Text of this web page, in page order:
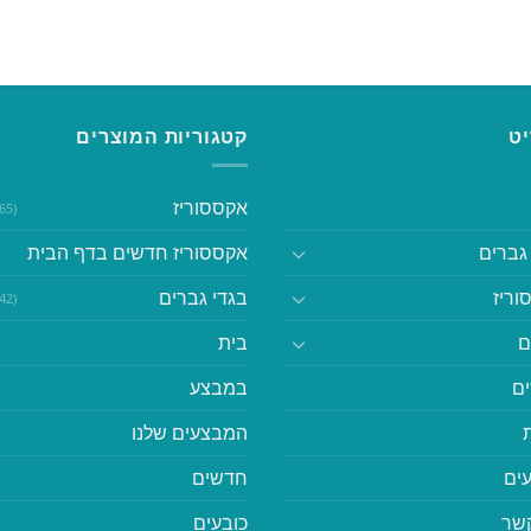
קטגוריות המוצרים
אקססוריז (365)
אקססוריז חדשים בדף הבית
בגדי גברים
(542)
בית
במבצע
המבצעים שלנו
חדשים
כובעים